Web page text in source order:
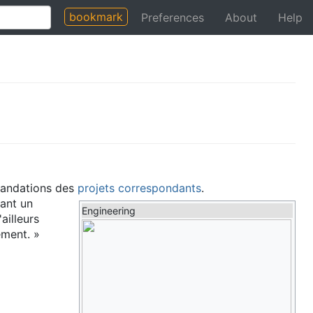
bookmark Preferences About Help
des projets correspondants.
Engineering
un
»